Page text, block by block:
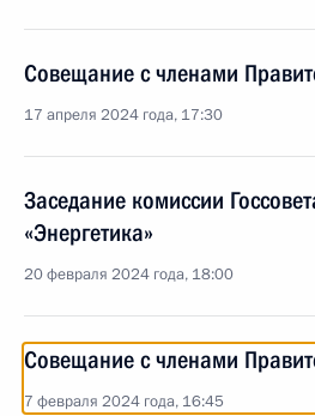
Совещание с членами
17 апреля 2024 года, 17:30
Заседание комиссии
«Энергетика»
20 февраля 2024 года, 18:00
Совещание с членами
7 февраля 2024 года, 16:45